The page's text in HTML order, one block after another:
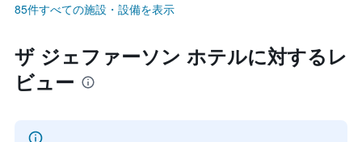
85件すべての施設・設備を表示
ザ ジェファーソン ホテルに対するレ
ビュー